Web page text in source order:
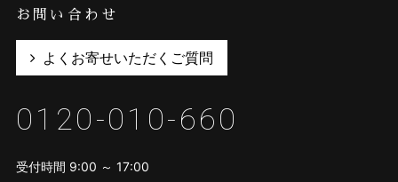
お問い合わせ
よくお寄せいただくご質問
0120-010-660
受付時間 9:00 ～ 17:00